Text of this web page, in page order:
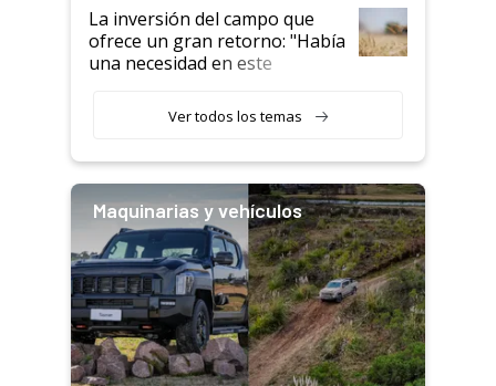
La inversión del campo que
ofrece un gran retorno: "Había
una necesidad en este
Ver todos los temas
Maquinarias y vehículos